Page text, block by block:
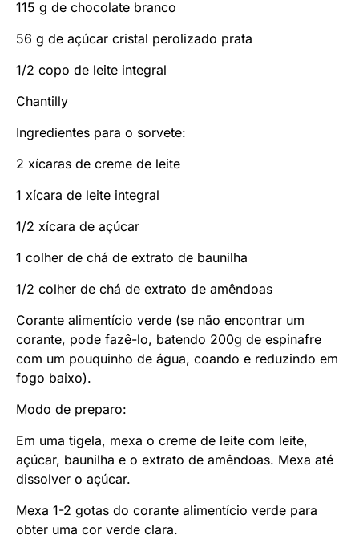
115 g de chocolate branco
56 g de açúcar cristal perolizado prata
1/2 copo de leite integral
Chantilly
Ingredientes para o sorvete:
2 xícaras de creme de leite
1 xícara de leite integral
1/2 xícara de açúcar
1 colher de chá de extrato de baunilha
1/2 colher de chá de extrato de amêndoas
Corante alimentício verde (se não encontrar um
corante, pode fazê-lo, batendo 200g de espinafre
com um pouquinho de água, coando e reduzindo em
fogo baixo).
Modo de preparo:
Em uma tigela, mexa o creme de leite com leite,
açúcar, baunilha e o extrato de amêndoas. Mexa até
dissolver o açúcar.
Mexa 1-2 gotas do corante alimentício verde para
obter uma cor verde clara.